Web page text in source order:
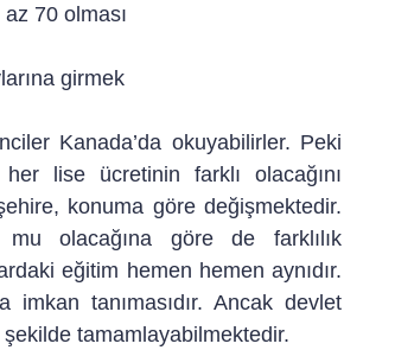
70 olması
girmek
Kanada’da okuyabilirler. Peki
lise ücretinin farklı olacağını
konuma göre değişmektedir.
olacağına göre de farklılık
eğitim hemen hemen aynıdır.
tanımasıdır. Ancak devlet
tamamlayabilmektedir.